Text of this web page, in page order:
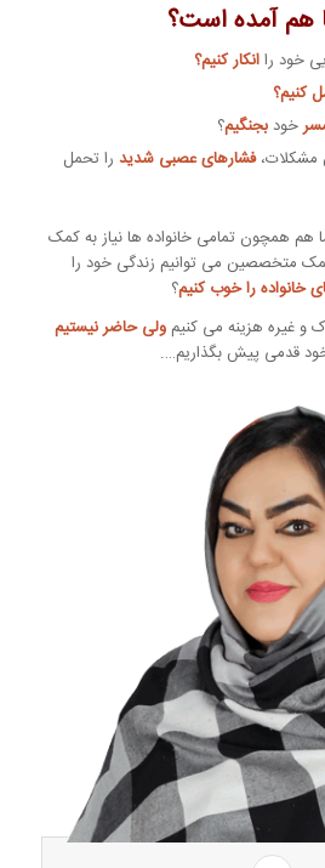
هم آمده است؟
خود راانکار کنیم؟
کنیم؟
خود بجنگیم؟
مشکلات،فشارهای عصبی شدیدرا تحمل
هم همچون تمامی خانواده ها نیاز به کمک
کمک متخصصین می توانیم زندگی خود را
خانواده را خوب کنیم؟
و غیره هزینه می کنیم ولی حاضر نیستیم
قدمی پیش بگذاریم….